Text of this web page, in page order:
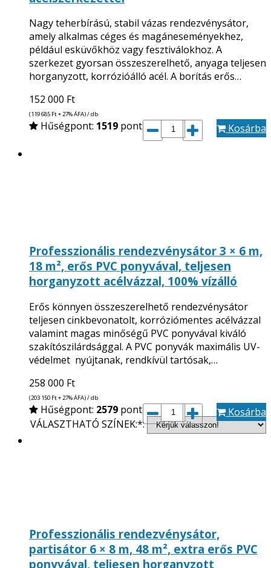
Nagy teherbírású, stabil vázas rendezvénysátor,
amely alkalmas céges és magáneseményekhez,
például esküvőkhöz vagy fesztiválokhoz. A
szerkezet gyorsan összeszerelhető, anyaga teljesen
horganyzott, korrózióálló acél. A borítás erős…
152 000 Ft
(119 685 Ft+ 27% ÁFA) / db
Hűségpont: 1519 pont Kosárba
Professzionális rendezvénysátor 3 × 6 m,
18 m², erős PVC ponyvával, teljesen
horganyzott acélvázzal, 100% vízálló
Erős könnyen összeszerelhető rendezvénysátor
teljesen cinkbevonatolt, korróziómentes acélvázzal
valamint magas minőségű PVC ponyvával kiváló
szakítószilárdsággal. A PVC ponyvák maximális UV-
védelmet nyújtanak, rendkívül tartósak,…
258 000 Ft
(203 150 Ft+ 27% ÁFA) / db
Hűségpont: 2579 pont
VÁLASZTHATÓ SZÍNEK:*:
Kosárba
Professzionális rendezvénysátor,
partisátor 6 × 8 m, 48 m², extra erős PVC
ponyvával, teljesen horganyzott